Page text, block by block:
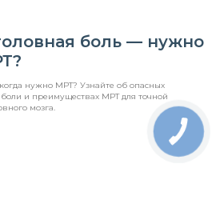
боль — нужно
нужно МРТ? Узнайте об опасных
и преимуществах МРТ для точной
мозга.